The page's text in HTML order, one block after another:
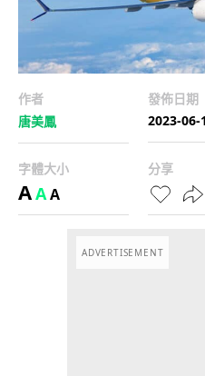
作者
唐美鳳
發佈日期
2023-06-
字體大小
AAA
分享
ADVERTISEMENT